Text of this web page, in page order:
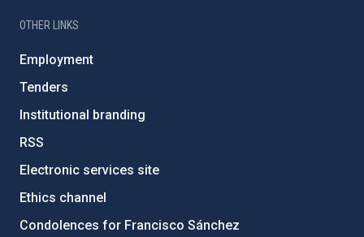
OTHER LINKS
Employment
Tenders
Institutional branding
RSS
Electronic services site
Ethics channel
Condolences for Francisco Sánchez